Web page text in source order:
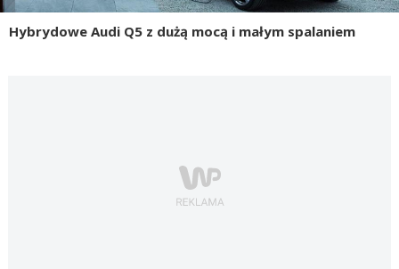
Hybrydowe Audi Q5 z dużą mocą i małym spalaniem